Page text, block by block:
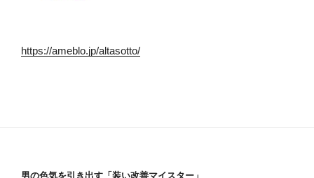
https://ameblo.jp/altasotto/
男の色気を引き出す「装い改善マイスター」